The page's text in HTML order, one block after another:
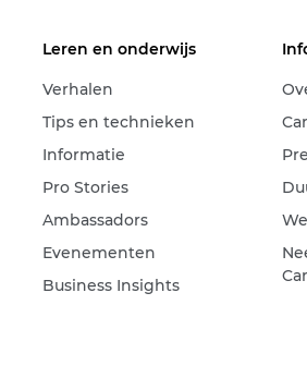
Leren en onderwijs
Verhalen
Tips en technieken
Informatie
Pro Stories
Ambassadors
Evenementen
Business Insights